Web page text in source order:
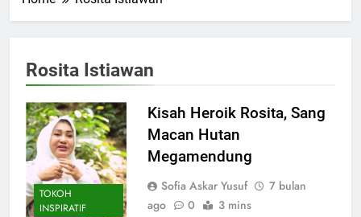
Rosita Istiawan
TOKOH
INSPIRATIF
Kisah Heroik Rosita, Sang
Macan Hutan
Megamendung
Sofia Askar Yusuf
7 bulan
ago
0 3 mins